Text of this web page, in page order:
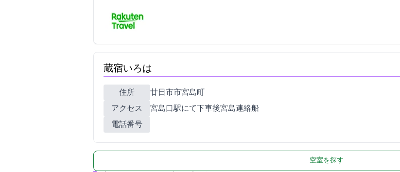
蔵宿いろは
住所
廿日市市宮島町589-4
アクセス
宮島口駅にて下車後宮島連絡船
電話番号
空室を探す